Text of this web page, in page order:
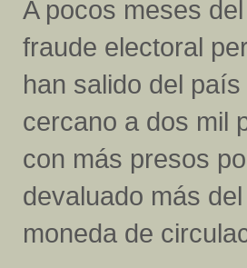
A pocos meses
fraude electoral
han salido del
cercano a dos mil
con más presos
devaluado más
moneda de